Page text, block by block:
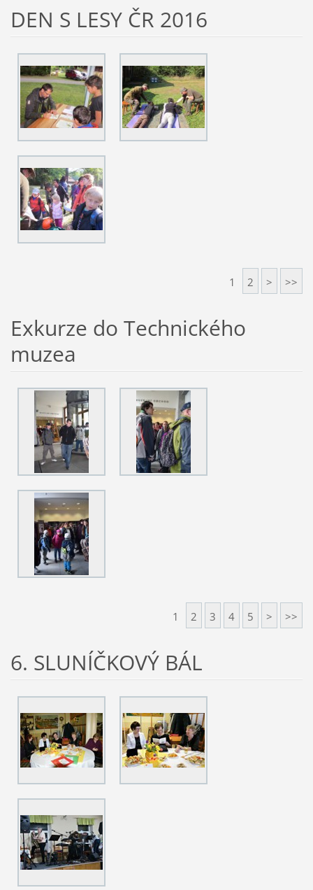
DEN S LESY ČR 2016
1 2 > >>
Exkurze do Technického
muzea
1 2 3 4 5 > >>
6. SLUNÍČKOVÝ BÁL